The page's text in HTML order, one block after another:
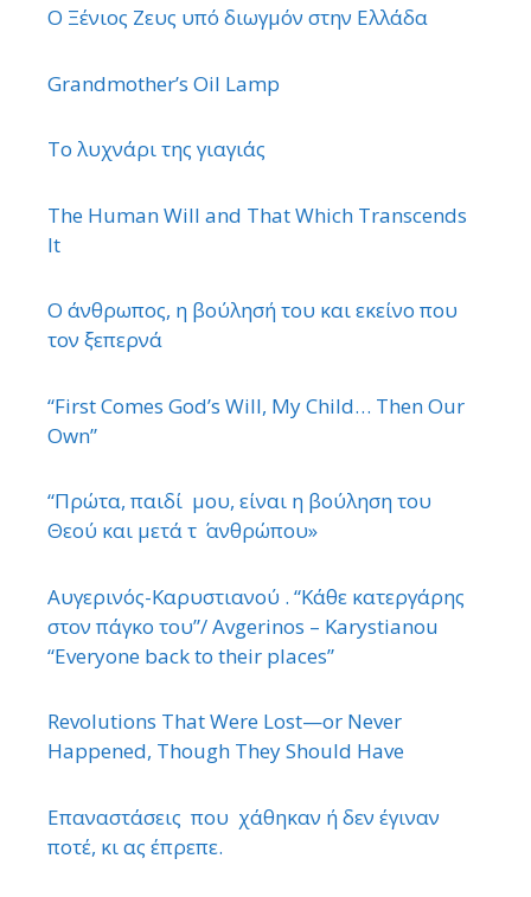
Ο Ξένιος Ζευς υπό διωγμόν στην Ελλάδα
Grandmother’s Oil Lamp
Το λυχνάρι της γιαγιάς
The Human Will and That Which Transcends
It
Ο άνθρωπος, η βούλησή του και εκείνο που
τον ξεπερνά
“First Comes God’s Will, My Child… Then Our
Own”
“Πρώτα, παιδί μου, είναι η βούληση του
Θεού και μετά τ ΄ ανθρώπου»
Αυγερινός-Καρυστιανού . “Κάθε κατεργάρης
στον πάγκο του”/ Avgerinos – Karystianou
“Εveryone back to their places”
Revolutions That Were Lost—or Never
Happened, Though They Should Have
Επαναστάσεις που χάθηκαν ή δεν έγιναν
ποτέ, κι ας έπρεπε.